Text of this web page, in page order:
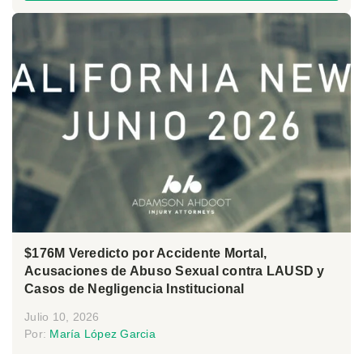
$176M Veredicto por Accidente Mortal,
Acusaciones de Abuso Sexual contra LAUSD y
Casos de Negligencia Institucional
Julio 10, 2026
Por: María López Garcia